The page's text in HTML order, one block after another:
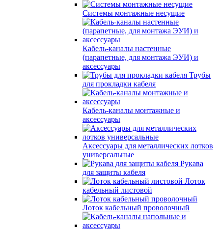
Системы монтажные несущие
Кабель-каналы настенные
(парапетные, для монтажа ЭУИ) и
аксессуары
Трубы
для прокладки кабеля
Кабель-каналы монтажные и
аксессуары
Аксессуары для металлических лотков
универсальные
Рукава
для защиты кабеля
Лоток
кабельный листовой
Лоток кабельный проволочный